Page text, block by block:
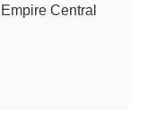
Central